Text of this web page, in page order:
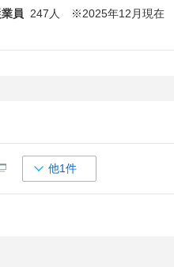
員 247人 ※2025年12月現在
他1件